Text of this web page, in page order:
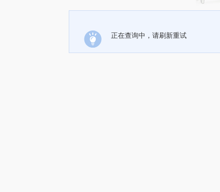
正在查询中，请刷新重试